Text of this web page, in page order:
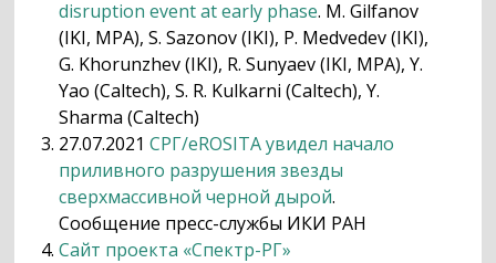
disruption event at early phase. M. Gilfanov
(IKI, MPA), S. Sazonov (IKI), P. Medvedev (IKI),
G. Khorunzhev (IKI), R. Sunyaev (IKI, MPA), Y.
Yao (Caltech), S. R. Kulkarni (Caltech), Y.
Sharma (Caltech)
27.07.2021СРГ/eROSITA увидел начало
приливного разрушения звезды
сверхмассивной черной дырой.
Сообщение пресс-службы ИКИ РАН
Сайт проекта «Спектр-РГ»